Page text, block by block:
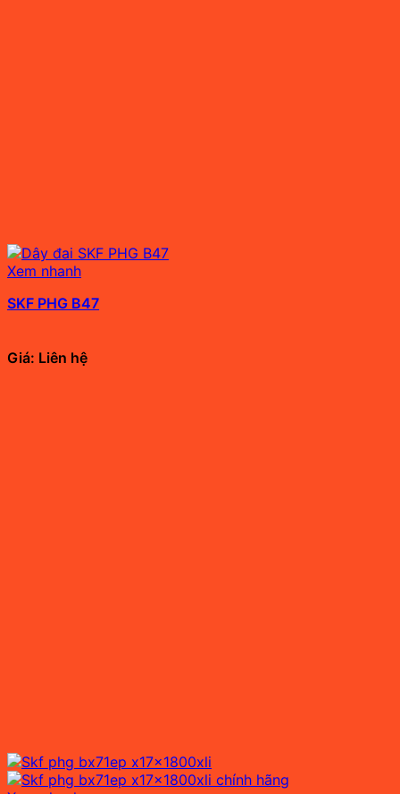
Xem nhanh
SKF PHG B47
Giá: Liên hệ